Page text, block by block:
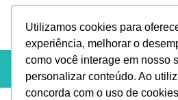
Utilizamos cookies para
experiência, melhorar o
como você interage em nosso
personalizar conteúdo. Ao
concorda com o uso de
Prometemos não utilizar suas
enviar qualquer tipo de SPAM.